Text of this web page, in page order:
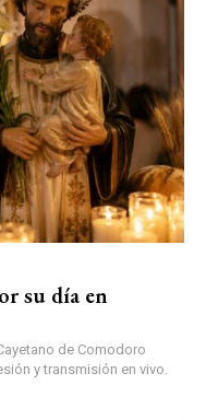
su día en
de Comodoro
y transmisión en vivo.